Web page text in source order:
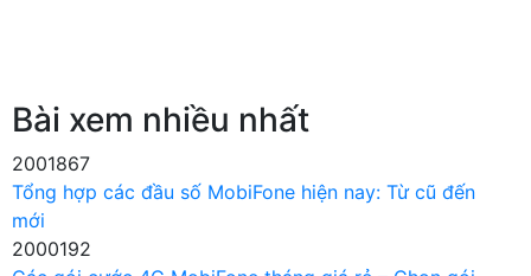
Bài xem nhiều nhất
2001867
Tổng hợp các đầu số MobiFone hiện nay: Từ cũ đến
mới
2000192